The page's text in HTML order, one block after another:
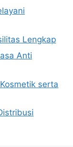
Lengkap
Anti
serta